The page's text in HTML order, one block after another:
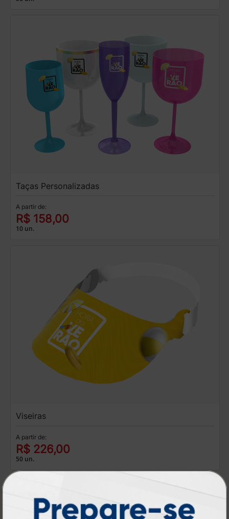
Taças Personalizadas
A partir de:
R$ 158,00
10 un.
Viseiras
A partir de:
R$ 226,00
50 un.